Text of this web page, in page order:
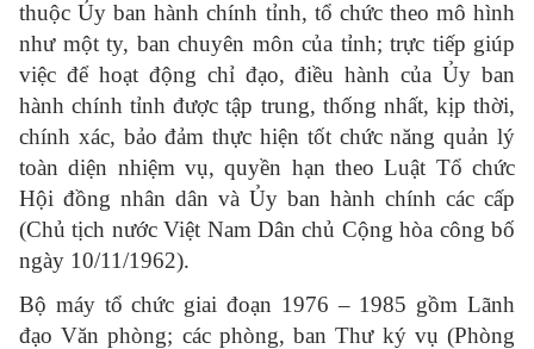
thuộc Ủy ban hành chính tỉnh, tổ chức theo mô hình
như một ty, ban chuyên môn của tỉnh; trực tiếp giúp
việc để hoạt động chỉ đạo, điều hành của Ủy ban
hành chính tỉnh được tập trung, thống nhất, kịp thời,
chính xác, bảo đảm thực hiện tốt chức năng quản lý
toàn diện nhiệm vụ, quyền hạn theo Luật Tổ chức
Hội đồng nhân dân và Ủy ban hành chính các cấp
(Chủ tịch nước Việt Nam Dân chủ Cộng hòa công bố
ngày 10/11/1962).
Bộ máy tổ chức giai đoạn 1976 – 1985 gồm Lãnh
đạo Văn phòng; các phòng, ban Thư ký vụ (Phòng